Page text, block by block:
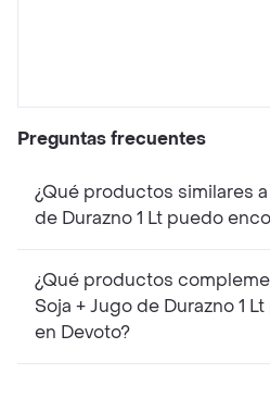
Preguntas frecuentes
¿Qué productos similares a
de Durazno 1 Lt puedo
¿Qué productos
Soja + Jugo de Durazno 1
en Devoto?